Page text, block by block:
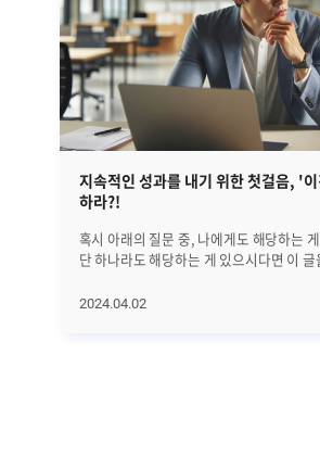
지속적인 성과를 내기 위한 첫걸음, '
하라?!
혹시 아래의 질문 중, 나에게도 해당하는
단 하나라도 해당하는 게 있으시다면 이 글
의학적으로 밝혀낸 '지속적으로 성과를 만
2024.04.02